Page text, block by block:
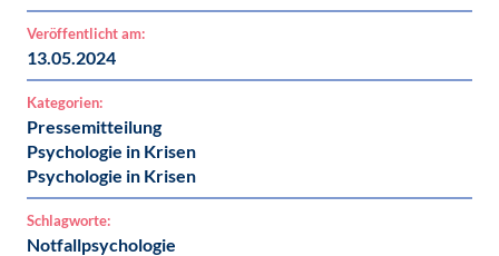
Veröffentlicht am:
13.05.2024
Kategorien:
Pressemitteilung
Psychologie in Krisen
Psychologie in Krisen
Schlagworte:
Notfallpsychologie